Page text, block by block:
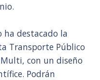
ha destacado la
Transporte Público
con un diseño
Podrán